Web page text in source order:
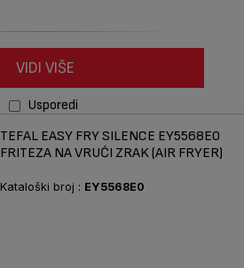
VIDI VIŠE
Usporedi
TEFAL EASY FRY SILENCE EY5568E0
FRITEZA NA VRUĆI ZRAK (AIR FRYER)
Kataloški broj : EY5568E0